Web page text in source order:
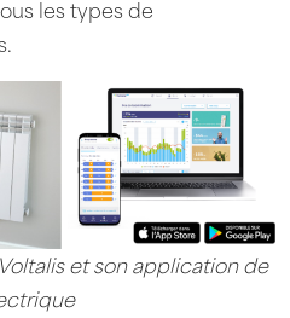
les types de
et son application de